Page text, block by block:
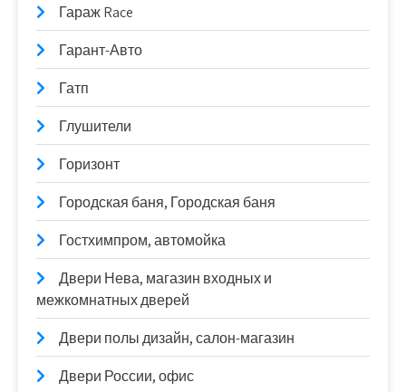
Гараж Race
Гарант-Авто
Гатп
Глушители
Горизонт
Городская баня, Городская баня
Гостхимпром, автомойка
Двери Нева, магазин входных и
межкомнатных дверей
Двери полы дизайн, салон-магазин
Двери России, офис